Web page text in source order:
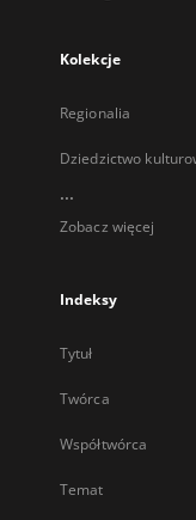
Kolekcje
Regionalia
Dziedzictwo
...
Zobacz więcej
Indeksy
Tytuł
Twórca
Współtwórca
Temat